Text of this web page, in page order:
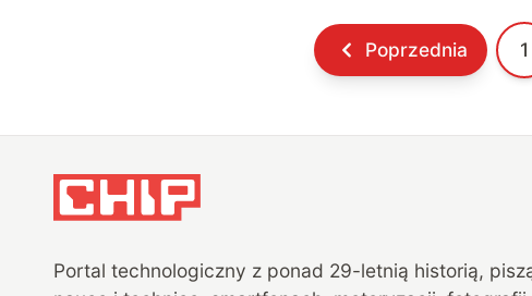
przygotowanie dokumentów, skanowanie
umów czy archiwizację materiałów, sprzętPoprzednia 1
Portal technologiczny z ponad 29-letnią historią,